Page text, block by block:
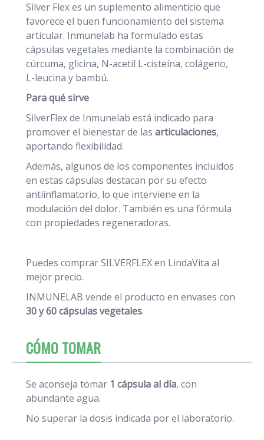
Silver Flex es un suplemento alimenticio que
favorece el buen funcionamiento del sistema
articular. Inmunelab ha formulado estas
cápsulas vegetales mediante la combinación de
cúrcuma, glicina, N-acetil L-cisteína, colágeno,
L-leucina y bambú.
Para qué sirve
SilverFlex de Inmunelab está indicado para
promover el bienestar de las articulaciones,
aportando flexibilidad.
Además, algunos de los componentes incluidos
en estas cápsulas destacan por su efecto
antiinflamatorio, lo que interviene en la
modulación del dolor. También es una fórmula
con propiedades regeneradoras.
Puedes comprar SILVERFLEX en LindaVita al
mejor precio.
INMUNELAB vende el producto en envases con
30 y 60 cápsulas vegetales.
CÓMO TOMAR
Se aconseja tomar 1 cápsula al día, con
abundante agua.
No superar la dosis indicada por el laboratorio.